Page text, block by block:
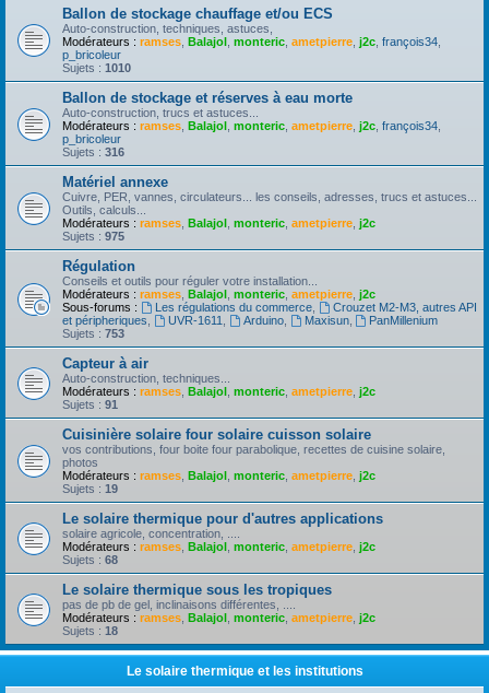
Ballon de stockage chauffage et/ou ECS
Auto-construction, techniques, astuces,
Modérateurs : ramses Balajol monteric ametpierre j2c françois34
p_bricoleur
Sujets : 1010
Ballon de stockage et réserves à eau morte
Auto-construction, trucs et astuces...
Modérateurs : ramses Balajol monteric ametpierre j2c françois34
p_bricoleur
Sujets : 316
Matériel annexe
Cuivre, PER, vannes, circulateurs... les conseils, adresses, trucs et astuces...
Outils, calculs...
Modérateurs : ramses Balajol monteric ametpierre j2c
Sujets : 975
Régulation
Conseils et outils pour réguler votre installation...
Modérateurs : ramses Balajol monteric ametpierre j2c
Sous-forums :
Les régulations du commerce,
Crouzet M2-M3, autres API
et péripheriques
UVR-1611 Arduino, Maxisun,
PanMillenium
Sujets : 753
Capteur à air
Auto-construction, techniques...
Modérateurs : ramses Balajol monteric ametpierre j2c
Sujets : 91
Cuisinière solaire four solaire cuisson solaire
vos contributions, four boite four parabolique, recettes de cuisine solaire,
photos
Modérateurs : ramses Balajol monteric ametpierre j2c
Sujets : 19
Le solaire thermique pour d'autres applications
solaire agricole, concentration, ....
Modérateurs : ramses Balajol monteric ametpierre j2c
Sujets : 68
Le solaire thermique sous les tropiques
pas de pb de gel, inclinaisons différentes, ....
Modérateurs : ramses Balajol monteric ametpierre j2c
Sujets : 18
Le solaire thermique et les institutions